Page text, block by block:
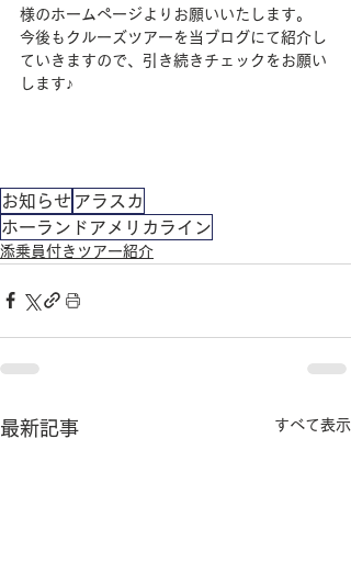
様のホームページよりお願いいたします。
今後もクルーズツアーを当ブログにて紹介し
ていきますので、引き続きチェックをお願い
します♪
お知らせ アラスカ
ホーランドアメリカライン
添乗員付きツアー紹介
最新記事 すべて表示